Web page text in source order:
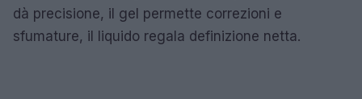
dà precisione, il gel permette correzioni e
sfumature, il liquido regala definizione netta.